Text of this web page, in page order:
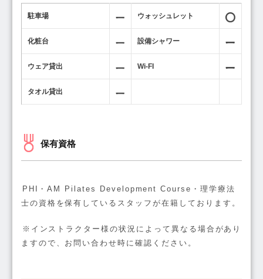
駐車場 ウォッシュレット
化粧台 設備シャワー
ウェア貸出 Wi-FI
タオル貸出
保有資格
PHI・AM Pilates Development Course・理学療法
士の資格を保有しているスタッフが在籍しております。
※インストラクター様の状況によって異なる場合があり
ますので、お問い合わせ時に確認ください。